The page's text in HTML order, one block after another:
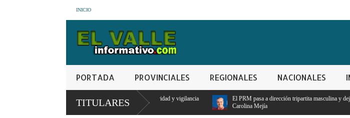
INICIO
PORTADA PROVINCIALES REGIONALES NACIONALES
TITULARES
entrega puesto militar para seguridad y vigilancia
El PRM pasa a dirección tripartita masculina y deja atrás el liderazgo femenino de